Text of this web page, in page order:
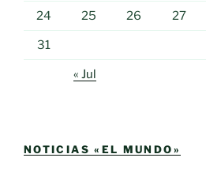
24 25 26 27
31
« Jul
NOTICIAS «EL MUNDO»